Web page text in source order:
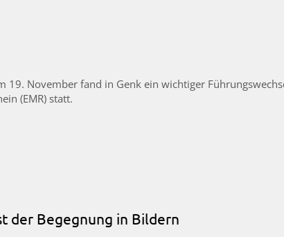
19. November fand in Genk ein wichtiger
(EMR) statt.
der Begegnung in Bildern